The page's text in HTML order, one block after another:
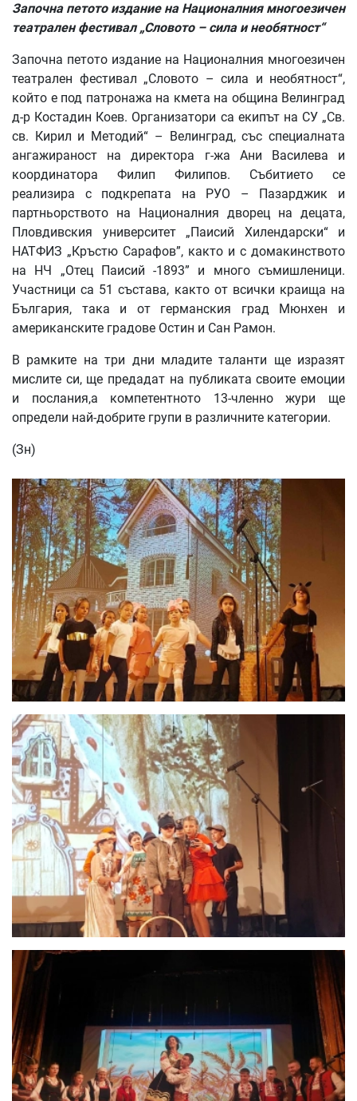
Започна петото издание на Националния многоезичен
театрален фестивал „Словото – сила и необятност“
Започна петото издание на Националния многоезичен
театрален фестивал „Словото – сила и необятност“,
който е под патронажа на кмета на община Велинград
д-р Костадин Коев. Организатори са екипът на СУ „Св.
св. Кирил и Методий“ – Велинград, със специалната
ангажираност на директора г-жа Ани Василева и
координатора Филип Филипов. Събитието се
реализира с подкрепата на РУО – Пазарджик и
партньорството на Националния дворец на децата,
Пловдивския университет „Паисий Хилендарски“ и
НАТФИЗ „Кръстю Сарафов”, както и с домакинството
на НЧ „Отец Паисий -1893” и много съмишленици.
Участници са 51 състава, както от всички краища на
България, така и от германския град Мюнхен и
американските градове Остин и Сан Рамон.
В рамките на три дни младите таланти ще изразят
мислите си, ще предадат на публиката своите емоции
и послания,а компетентното 13-членно жури ще
определи най-добрите групи в различните категории.
(Зн)